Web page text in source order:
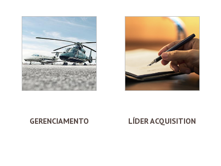
GERENCIAMENTO LÍDER ACQUISITION